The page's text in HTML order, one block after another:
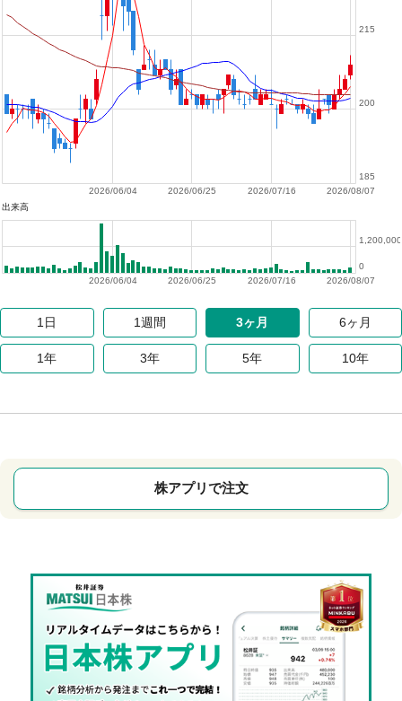
2026/08/07
2026/07/16
2026/06/25
2026/06/04
185
200
215
出来高
2026/08/07
2026/07/16
2026/06/25
2026/06/04
0
1,200,000
1日 1週間 3ヶ月 6ヶ月
1年 3年 5年 10年
株アプリで注文